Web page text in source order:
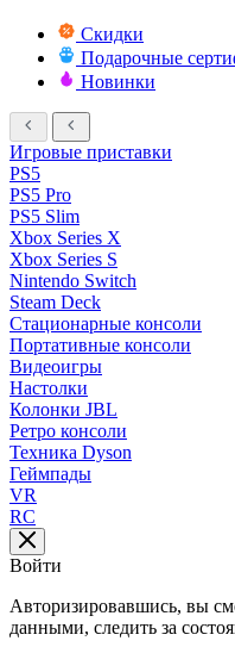
Скидки
Подарочные
Новинки
Игровые приставки
PS5
PS5 Pro
PS5 Slim
Xbox Series X
Xbox Series S
Nintendo Switch
Steam Deck
Стационарные консоли
Портативные консоли
Видеоигры
Настолки
Колонки JBL
Ретро консоли
Техника Dyson
Геймпады
VR
RC
Войти
Авторизировавшись, вы
данными, следить за